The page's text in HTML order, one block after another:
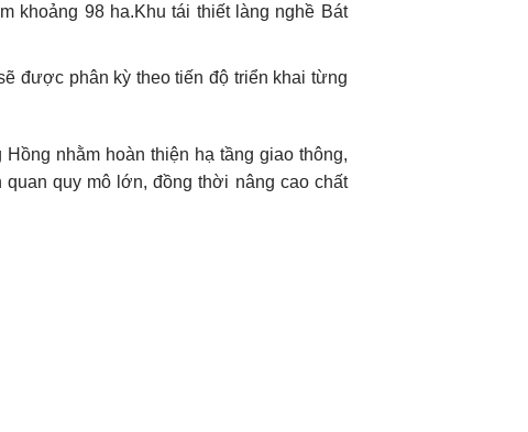
khoảng 98 ha.Khu tái thiết làng nghề Bát
được phân kỳ theo tiến độ triển khai từng
nhằm hoàn thiện hạ tầng giao thông,
quy mô lớn, đồng thời nâng cao chất